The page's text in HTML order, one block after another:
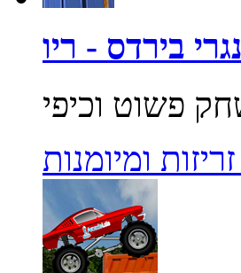
בירדס - ריו
ומיומנות